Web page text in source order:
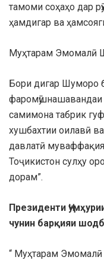
тамоми соҳаҳо дар
ҳамдигар ва
Муҳтарам Эмомалӣ
Бори дигар Шуморо
фаромӯшнашавандаи
самимона табрик
хушбахтии оилавӣ
давлатӣ
Тоҷикистон сулҳу
дорам”.
Президенти
чунин барқияи
“ Муҳтарам